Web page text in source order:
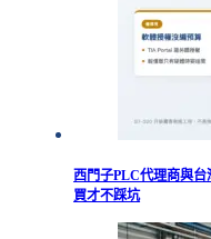
西門子PLC代理商與台
買才不踩坑